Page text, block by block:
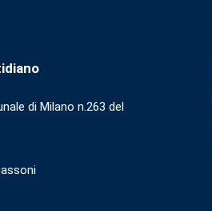
di Milano n.263 del